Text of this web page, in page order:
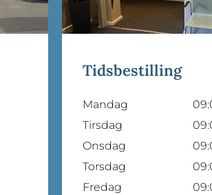
Tidsbestilling
Mandag
Tirsdag
Onsdag
Torsdag
Fredag